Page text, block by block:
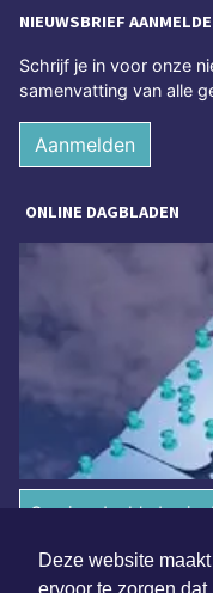
Deze website
NIEUWSBRIEF
Schrijf je in voor onze
samenvatting van alle
Aanmelden
ONLINE DAGBLADEN
Overige dagbladen in
Algemene voorwaarden